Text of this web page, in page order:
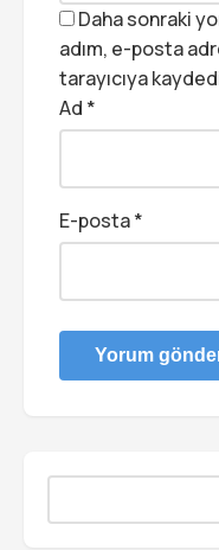
Daha sonraki
adım, e-posta
tarayıcıya
Ad *
E-posta*